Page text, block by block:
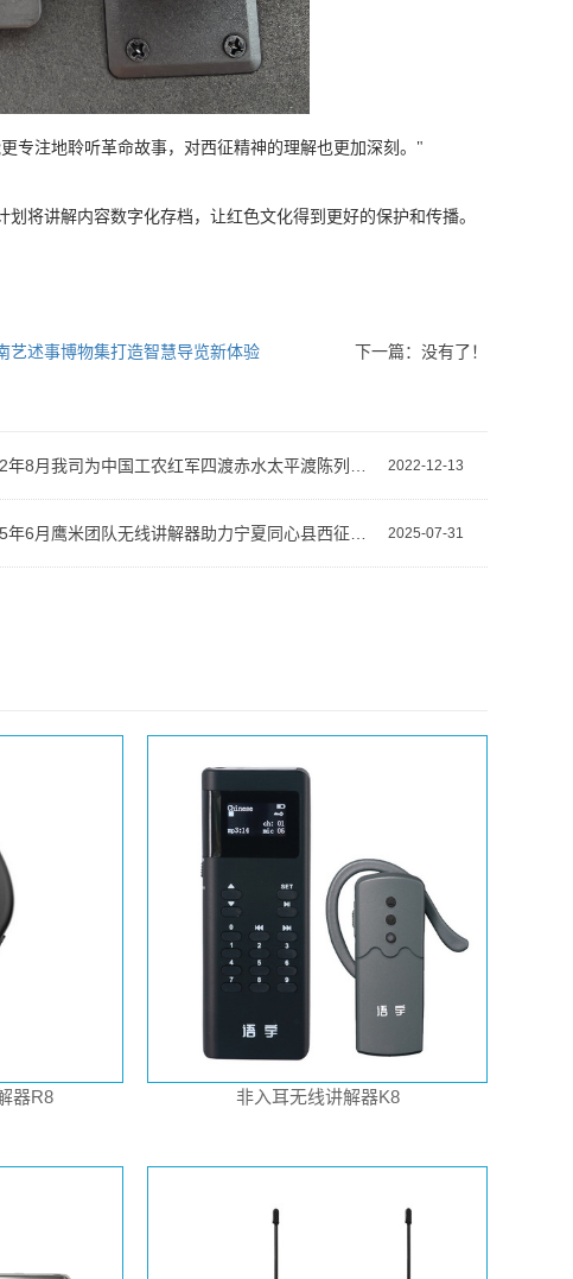
专注地聆听革命故事，对西征精神的理解也更加深刻。"
将讲解内容数字化存档，让红色文化得到更好的保护和传播。
述事博物集打造智慧导览新体验 下一篇：没有了！
2022-12-13
2025-07-31
器R8 非入耳无线讲解器K8